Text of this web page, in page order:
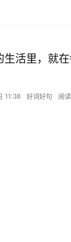
生活里，就
11:38 好词好句 阅